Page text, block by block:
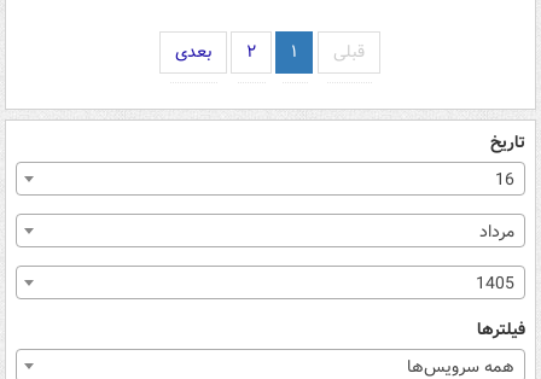
قبلی ۱ ۲ بعدی
تاریخ
16
مرداد
1405
فیلترها
همه سرویس‌ها